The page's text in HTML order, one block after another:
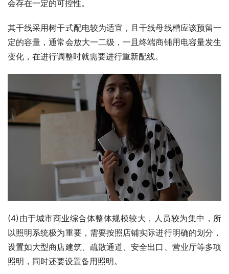
会存在一定的可控性。
其干线采用树干式配电较为适宜，且干线母线槽应该预留一
定的容量，通常会放大一二级，一且终端商铺用电容量发生
变化，在进行调整时就需要进行重新配线。
(4)由于城市商业综合体整体规模较大，人员较为集中，所
以照明系统极为重要，需要按照店铺实际进行明确的划分，
设置如大型商店建筑、疏散通道、安全出口、营业厅等多项
照明，同时还要设置备用照明。